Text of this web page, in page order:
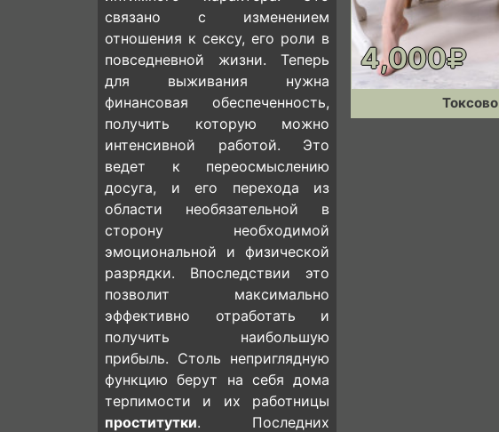
связано с изменением
отношения к сексу, его роли в
повседневной жизни. Теперь
для выживания нужна
финансовая обеспеченность,
получить которую можно
интенсивной работой. Это
ведет к переосмыслению
досуга, и его перехода из
области необязательной в
сторону необходимой
эмоциональной и физической
разрядки. Впоследствии это
позволит максимально
эффективно отработать и
получить наибольшую
прибыль. Столь неприглядную
функцию берут на себя дома
терпимости и их работницы
проститутки. Последних
4,000
Токсово